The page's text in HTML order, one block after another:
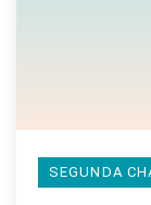
SEGUNDA